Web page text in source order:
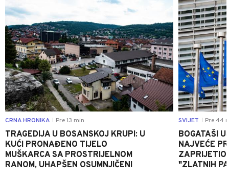
CRNA HRONIKA Pre 13 min
TRAGEDIJA U BOSANSKOJ KRUPI: U
KUĆI PRONAĐENO TIJELO
MUŠKARCA SA PROSTRIJELNOM
RANOM, UHAPŠEN OSUMNJIČENI
SVIJET Pre 44
BOGATAŠI
NAJVEĆE
ZAPRIJETIO
"ZLATNIH